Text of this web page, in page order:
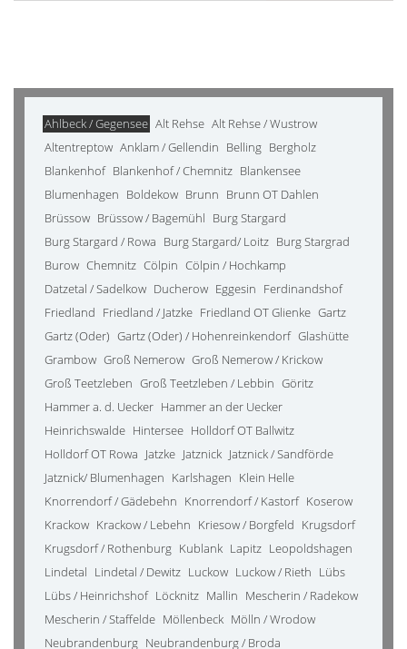
Ahlbeck / Gegensee Alt Rehse Alt Rehse / Wustrow
Altentreptow Anklam / Gellendin Belling Bergholz
Blankenhof Blankenhof / Chemnitz Blankensee
Blumenhagen Boldekow Brunn Brunn OT Dahlen
Brüssow Brüssow / Bagemühl Burg Stargard
Burg Stargard / Rowa Burg Stargard/ Loitz Burg Stargrad
Burow Chemnitz Cölpin Cölpin / Hochkamp
Datzetal / Sadelkow Ducherow Eggesin Ferdinandshof
Friedland Friedland / Jatzke Friedland OT Glienke Gartz
Gartz (Oder) Gartz (Oder) / Hohenreinkendorf Glashütte
Grambow Groß Nemerow Groß Nemerow / Krickow
Groß Teetzleben Groß Teetzleben / Lebbin Göritz
Hammer a. d. Uecker Hammer an der Uecker
Heinrichswalde Hintersee Holldorf OT Ballwitz
Holldorf OT Rowa Jatzke Jatznick Jatznick / Sandförde
Jatznick/ Blumenhagen Karlshagen Klein Helle
Knorrendorf / Gädebehn Knorrendorf / Kastorf Koserow
Krackow Krackow / Lebehn Kriesow / Borgfeld Krugsdorf
Krugsdorf / Rothenburg Kublank Lapitz Leopoldshagen
Lindetal Lindetal / Dewitz Luckow Luckow / Rieth Lübs
Lübs / Heinrichshof Löcknitz Mallin Mescherin / Radekow
Mescherin / Staffelde Möllenbeck Mölln / Wrodow
Neubrandenburg Neubrandenburg / Broda